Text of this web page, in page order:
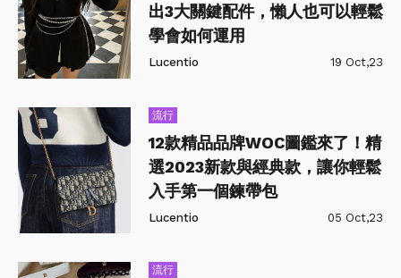
出3大關鍵配件，懶人也可以輕鬆
學會如何運用
Lucentio 19 Oct,23
流行
12款精品品牌WOC圖鑑來了！精
選2023新款與經典款，讓你輕鬆
入手第一個鍊帶包
Lucentio 05 Oct,23
流行